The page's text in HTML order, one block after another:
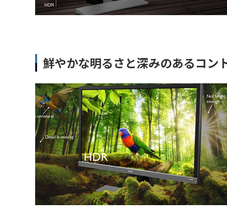
鮮やかな明るさと深みのあるコン